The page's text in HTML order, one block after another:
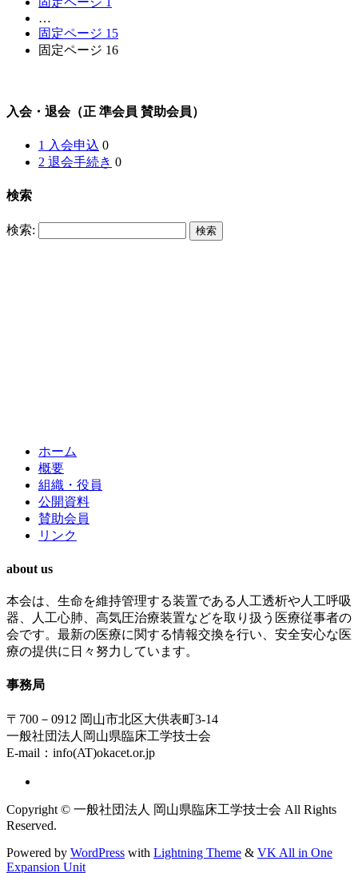
…
固定ページ 15
固定ページ 16
入会・退会（正 準会員 賛助会員）
1 入会申込 0
2 退会手続き 0
検索
検索:
ホーム
概要
組織・役員
公開資料
賛助会員
リンク
about us
本会は、生命を維持管理する装置である人工透析や人工呼吸
器、人工心肺、高気圧治療装置などを取り扱う医療従事者の
会です。最新の医療に関する情報交換を行い、安全安心な医
療の提供に日々努力しています。
事務局
〒700－0912 岡山市北区大供表町3-14
一般社団法人岡山県臨床工学技士会
E-mail：info(AT)okacet.or.jp
Copyright © 一般社団法人 岡山県臨床工学技士会 All Rights
Reserved.
Powered by WordPress with Lightning Theme & VK All in One
Expansion Unit